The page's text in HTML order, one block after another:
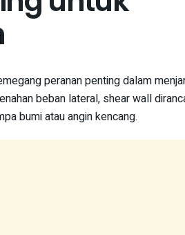
peranan penting dalam
beban lateral, shear wall
bumi atau angin kencang.